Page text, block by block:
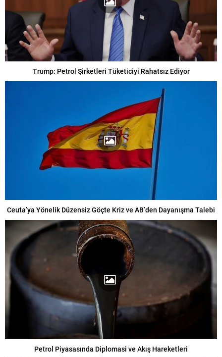
Trump: Petrol Şirketleri Tüketiciyi Rahatsız Ediyor
Ceuta’ya Yönelik Düzensiz Göçte Kriz ve AB’den Dayanışma Talebi
Petrol Piyasasında Diplomasi ve Akış Hareketleri